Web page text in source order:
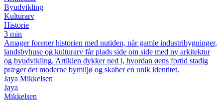
Byudvikling
Kulturarv
Historie
3 min
Amager forener historien med nutiden, når gamle industribygninger,
landsbyhuse og kulturarv får plads side om side med ny arkitektur
og byudvikling. Artiklen dykker ned i, hvordan øens fortid stadig
præger det moderne bymiljø og skaber en unik identitet.
Jaya Mikkelsen
Jaya
Mikkelsen